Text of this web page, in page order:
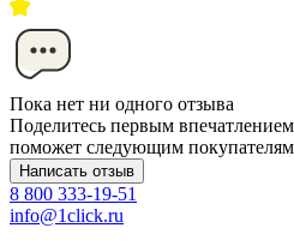
Пока нет ни одного отзыва
Поделитесь первым
поможет следующим
Написать отзыв
8 800 333-19-51
info@1click.ru